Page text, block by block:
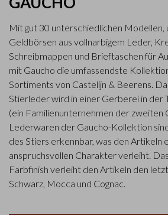
Mit gut 30 unterschiedlichen Modellen,
Geldbörsen aus vollnarbigem Leder,
Schreibmappen und Brieftaschen für
mit Gaucho die umfassendste
Sortiments von Castelijn & Beerens.
Stierleder wird in einer Gerberei in der
(ein Familienunternehmen der zweiten
Lederwaren der Gaucho-Kollektion
des Stiers erkennbar, was den Artikeln
anspruchsvollen Charakter verleiht.
Farbfinish verleiht den Artikeln den
Schwarz, Mocca und Cognac.